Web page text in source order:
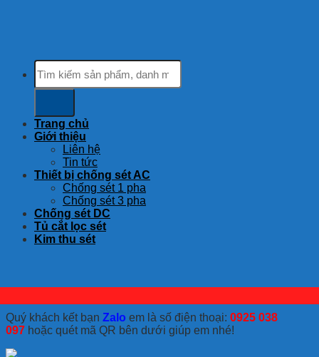
Tìm
kiếm:
Trang chủ
Giới thiệu
Liên hệ
Tin tức
Thiết bị chống sét AC
Chống sét 1 pha
Chống sét 3 pha
Chống sét DC
Tủ cắt lọc sét
Kim thu sét
Quý khách kết bạn Zalo em là số điện thoại: 0925 038
097 hoặc quét mã QR bên dưới giúp em nhé!